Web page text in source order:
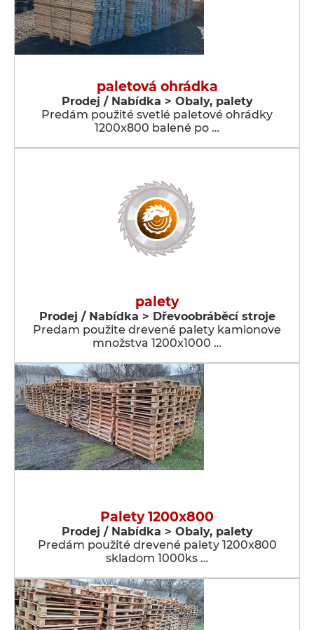
paletová ohrádka
Prodej / Nabídka > Obaly, palety
Predám použité svetlé paletové ohrádky
1200x800 balené po …
palety
Prodej / Nabídka > Dřevoobráběcí stroje
Predam použite drevené palety kamionove
množstva 1200x1000 …
Palety 1200x800
Prodej / Nabídka > Obaly, palety
Predám použité drevené palety 1200x800
skladom 1000ks …